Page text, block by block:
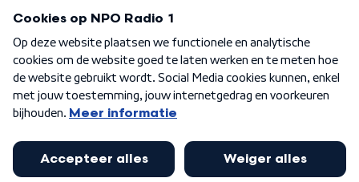
Algemene voorwaarden